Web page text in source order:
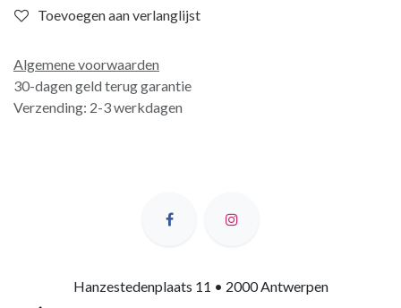
Toevoegen aan verlanglijst
Algemene voorwaarden
30-dagen geld terug garantie
Verzending: 2-3 werkdagen
Hanzestedenplaats 11 • 2000 Antwerpen